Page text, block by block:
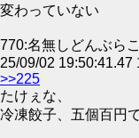
変わっていない
770:名無しどんぶらこ
25/09/02 19:50:41.47
>>225
たけぇな、
冷凍餃子、五個百円